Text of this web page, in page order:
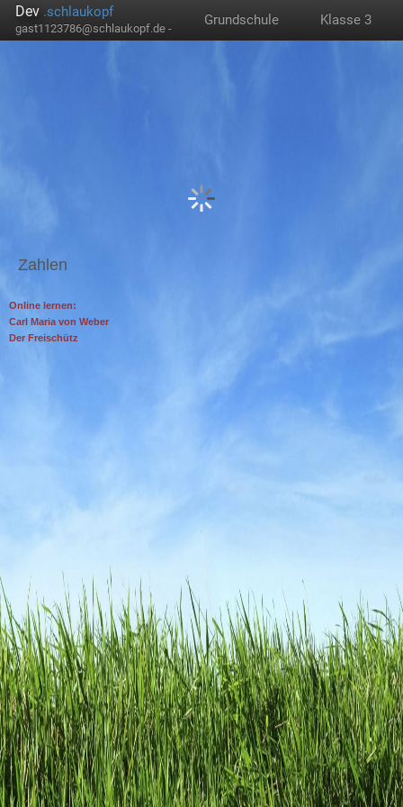
Dev .schlaukopf
gast1123786@schlaukopf.de -
Grundschule Klasse 3
Zahlen
Online lernen:
Carl Maria von Weber
Der Freischütz